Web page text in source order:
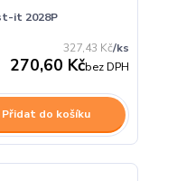
it 2028P
327,43 Kč/ks
270,60 Kčbez DPH
Přidat do košíku